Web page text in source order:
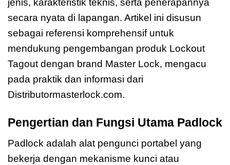
secara nyata di lapangan. Artikel ini disusun
sebagai referensi komprehensif untuk
mendukung pengembangan produk Lockout
Tagout dengan brand Master Lock, mengacu
pada praktik dan informasi dari
Distributormasterlock.com.
Pengertian dan Fungsi Utama Padlock
Padlock adalah alat pengunci portabel yang
bekerja dengan mekanisme kunci atau